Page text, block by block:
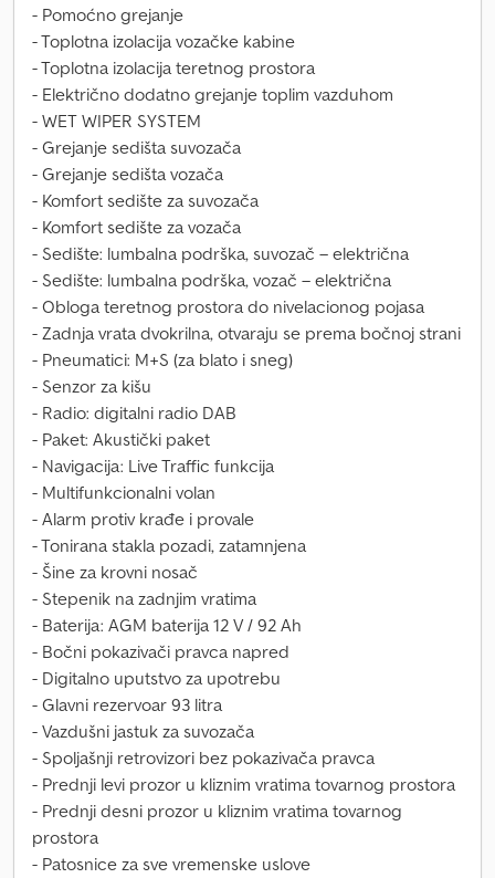
- Pomoćno grejanje
- Toplotna izolacija vozačke kabine
- Toplotna izolacija teretnog prostora
- Električno dodatno grejanje toplim vazduhom
- WET WIPER SYSTEM
- Grejanje sedišta suvozača
- Grejanje sedišta vozača
- Komfort sedište za suvozača
- Komfort sedište za vozača
- Sedište: lumbalna podrška, suvozač – električna
- Sedište: lumbalna podrška, vozač – električna
- Obloga teretnog prostora do nivelacionog pojasa
- Zadnja vrata dvokrilna, otvaraju se prema bočnoj strani
- Pneumatici: M+S (za blato i sneg)
- Senzor za kišu
- Radio: digitalni radio DAB
- Paket: Akustički paket
- Navigacija: Live Traffic funkcija
- Multifunkcionalni volan
- Alarm protiv krađe i provale
- Tonirana stakla pozadi, zatamnjena
- Šine za krovni nosač
- Stepenik na zadnjim vratima
- Baterija: AGM baterija 12 V / 92 Ah
- Bočni pokazivači pravca napred
- Digitalno uputstvo za upotrebu
- Glavni rezervoar 93 litra
- Vazdušni jastuk za suvozača
- Spoljašnji retrovizori bez pokazivača pravca
- Prednji levi prozor u kliznim vratima tovarnog prostora
- Prednji desni prozor u kliznim vratima tovarnog
prostora
- Patosnice za sve vremenske uslove